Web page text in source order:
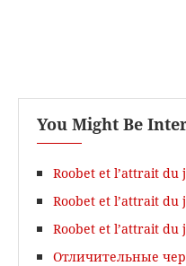
You Might Be
Roobet et l’attrait du
Roobet et l’attrait du
Roobet et l’attrait du
Отличительные